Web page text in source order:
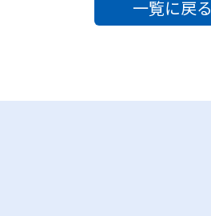
一覧に戻る